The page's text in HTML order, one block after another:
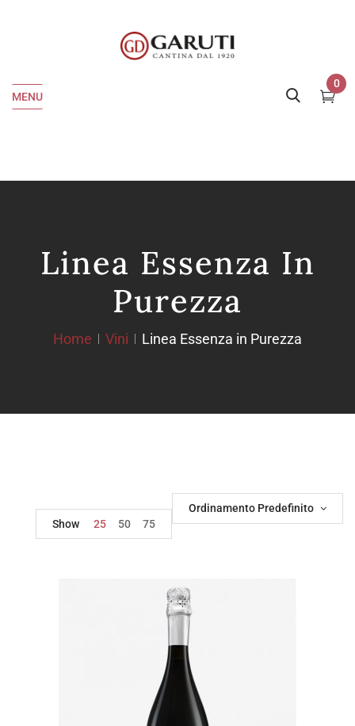
MENU
0
Linea Essenza In
Purezza
Home Vini Linea Essenza in Purezza
Ordinamento Predefinito
Show
25 50 75